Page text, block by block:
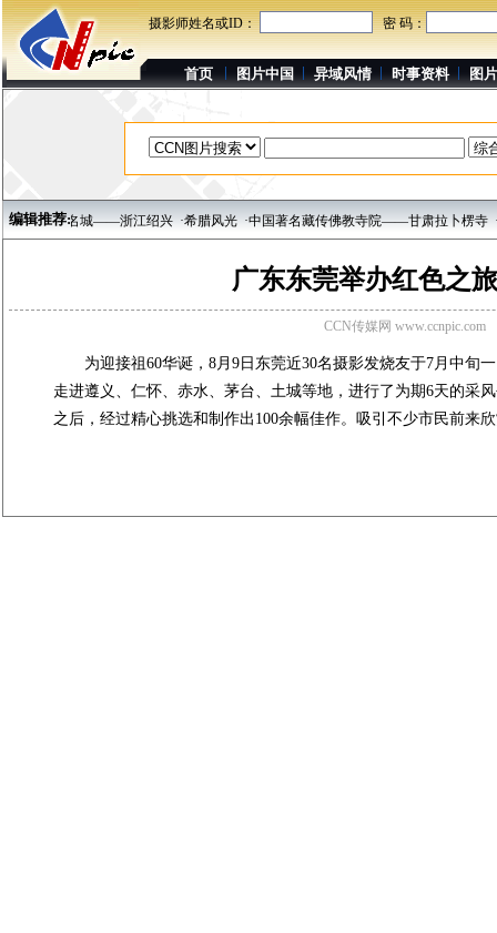
摄影师姓名或ID： 密 码：
首页 图片中国 异域风情 时事资料 图
编辑推荐:
上的江南名城——浙江绍兴 ·希腊风光 ·中国著名藏传佛教寺院——甘肃拉卜楞寺 ·
广东东莞举办红色之
CCN传媒网 www.ccnpic.com
为迎接祖60华诞，8月9日东莞近30名摄影发烧友于7月中旬
走进遵义、仁怀、赤水、茅台、土城等地，进行了为期6天的采
之后，经过精心挑选和制作出100余幅佳作。吸引不少市民前来